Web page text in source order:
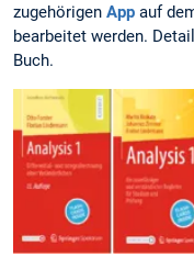
zugehörigen App auf
bearbeitet werden.
Buch.